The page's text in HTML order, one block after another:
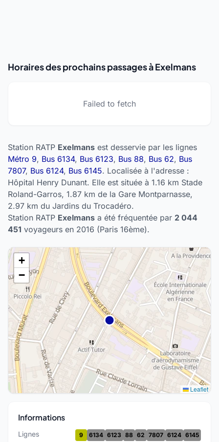
Horaires des prochains passages à Exelmans
Failed to fetch
Station RATP Exelmans est desservie par les lignes
Métro 9, Bus 6134, Bus 6123, Bus 88, Bus 62, Bus
7807, Bus 6124, Bus 6145. Localisée à l'adresse :
Hôpital Henry Dunant. Elle est située à 1.16 km Stade
Roland-Garros, 1.87 km de la Gare Montparnasse,
2.97 km du Jardins du Trocadéro.
Station RATP Exelmans a été fréquentée par 2 044
451 voyageurs en 2016 (Paris 16ème).
+
−
Leaflet
Informations
Lignes 9 6134 6123 88 62 7807 6124 6145